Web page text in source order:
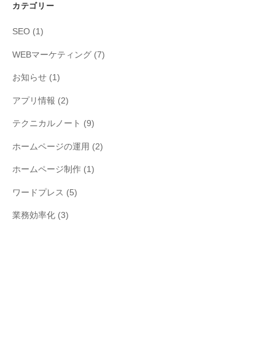
カテゴリー
SEO (1)
WEBマーケティング (7)
お知らせ (1)
アプリ情報 (2)
テクニカルノート (9)
ホームページの運用 (2)
ホームページ制作 (1)
ワードプレス (5)
業務効率化 (3)